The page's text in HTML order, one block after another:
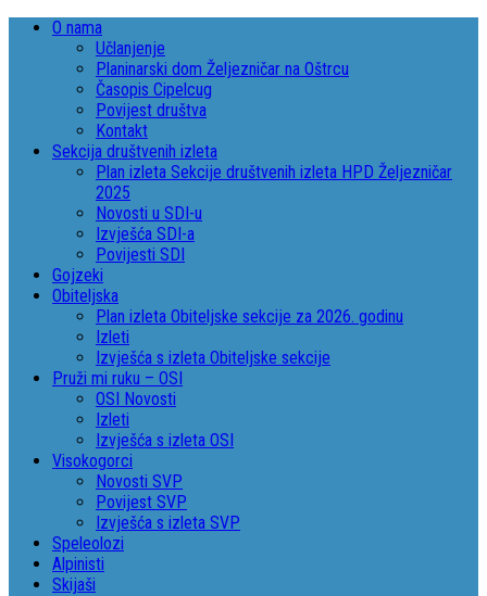
O nama
Učlanjenje
Planinarski dom Željezničar na Oštrcu
Časopis Cipelcug
Povijest društva
Kontakt
Sekcija društvenih izleta
Plan izleta Sekcije društvenih izleta HPD Željezničar
2025
Novosti u SDI-u
Izvješća SDI-a
Povijesti SDI
Gojzeki
Obiteljska
Plan izleta Obiteljske sekcije za 2026. godinu
Izleti
Izvješća s izleta Obiteljske sekcije
Pruži mi ruku – OSI
OSI Novosti
Izleti
Izvješća s izleta OSI
Visokogorci
Novosti SVP
Povijest SVP
Izvješća s izleta SVP
Speleolozi
Alpinisti
Skijaši